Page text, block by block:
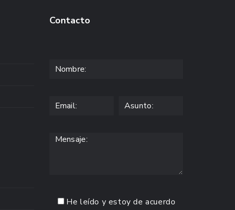
Contacto
He leído y estoy de acuerdo